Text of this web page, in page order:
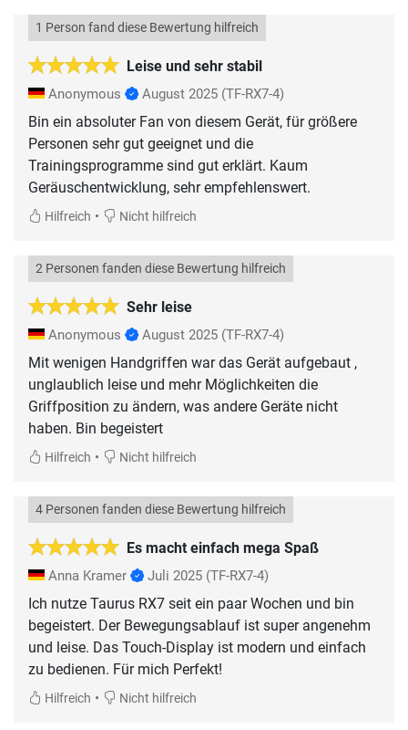
Leise und sehr stabil
1 Person fand diese Bewertung hilfreich
Anonymous August 2025 (TF-RX7-4)
Bin ein absoluter Fan von diesem Gerät, für größere
Personen sehr gut geeignet und die
Trainingsprogramme sind gut erklärt. Kaum
Geräuschentwicklung, sehr empfehlenswert.
Hilfreich • Nicht hilfreich
Sehr leise
2 Personen fanden diese Bewertung hilfreich
Anonymous August 2025 (TF-RX7-4)
Mit wenigen Handgriffen war das Gerät aufgebaut ,
unglaublich leise und mehr Möglichkeiten die
Griffposition zu ändern, was andere Geräte nicht
haben. Bin begeistert
Hilfreich • Nicht hilfreich
Es macht einfach mega Spaß
4 Personen fanden diese Bewertung hilfreich
Anna Kramer Juli 2025 (TF-RX7-4)
Ich nutze Taurus RX7 seit ein paar Wochen und bin
begeistert. Der Bewegungsablauf ist super angenehm
und leise. Das Touch-Display ist modern und einfach
zu bedienen. Für mich Perfekt!
Hilfreich • Nicht hilfreich